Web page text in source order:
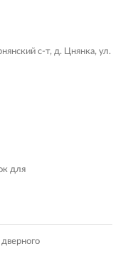
с-т, д. Цнянка, ул.
для